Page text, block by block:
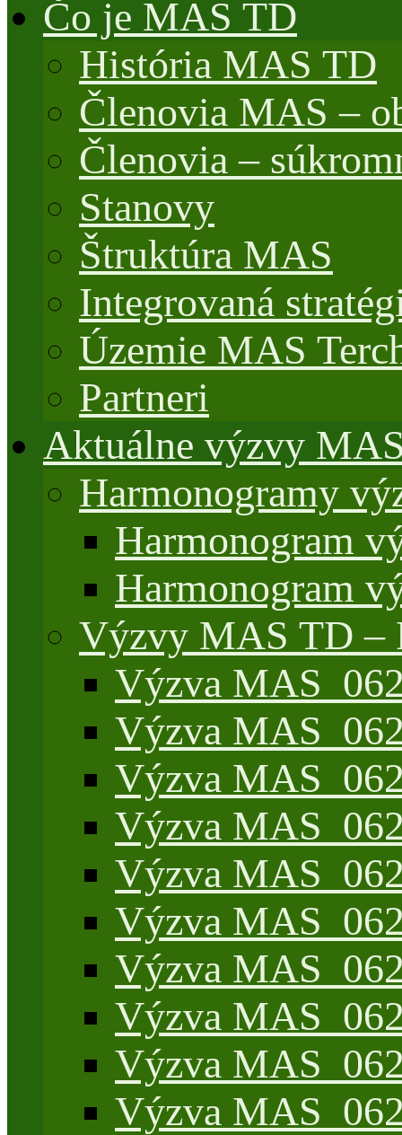
Čo je MAS TD
História MAS TD
Členovia MAS –
Členovia –
Stanovy
Štruktúra MAS
Integrovaná
Územie MAS
Partneri
Aktuálne výzvy
Harmonogramy
Harmonogram
Harmonogram
Výzvy MAS TD –
Výzva
Výzva
Výzva
Výzva
Výzva
Výzva
Výzva
Výzva
Výzva
Výzva